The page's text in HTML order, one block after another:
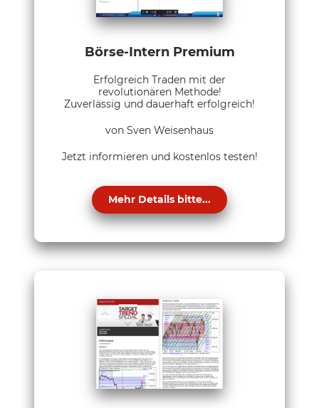
Börse-Intern Premium
Erfolgreich Traden mit der
revolutionären Methode!
Zuverlässig und dauerhaft erfolgreich!
von Sven Weisenhaus
Jetzt informieren und kostenlos testen!
Mehr Details bitte...